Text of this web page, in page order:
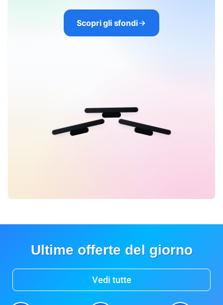
Scopri gli sfondi
Ultime offerte del giorno
Vedi tutte